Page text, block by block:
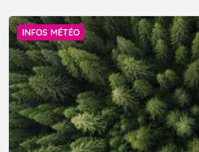
INFOS MÉTÉO